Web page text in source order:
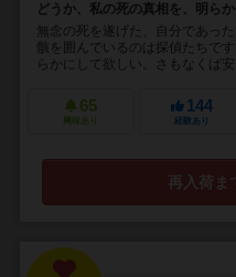
どうか、私の死の真相を、明ら
無念の死を遂げた、自分であっ
骸を囲んでいるのは探偵たちで
らかにして欲しい。さもなくば
65
興味あり
144
経験あり
再入荷ま